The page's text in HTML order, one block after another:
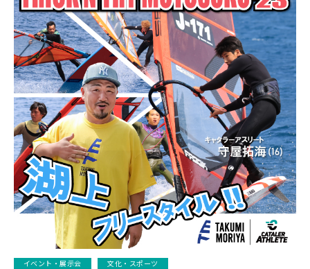
イベント・展示会 文化・スポーツ